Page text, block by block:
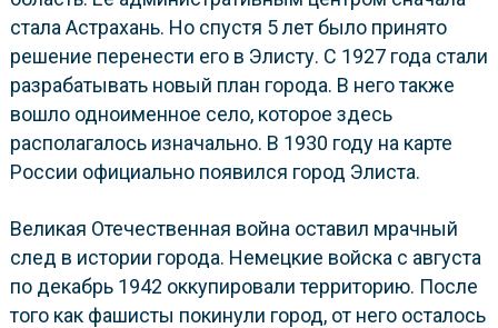
стала Астрахань. Но спустя 5 лет было принято
решение перенести его в Элисту. С 1927 года стали
разрабатывать новый план города. В него также
вошло одноименное село, которое здесь
располагалось изначально. В 1930 году на карте
России официально появился город Элиста.
Великая Отечественная война оставил мрачный
след в истории города. Немецкие войска с августа
по декабрь 1942 оккупировали территорию. После
того как фашисты покинули город, от него осталось